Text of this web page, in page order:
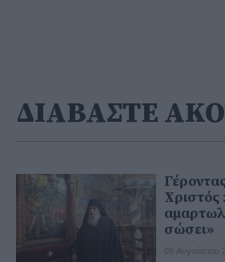
ΔΙΑΒΑΣΤΕ
Χριστός
σώσει»
09 Αυγούστου